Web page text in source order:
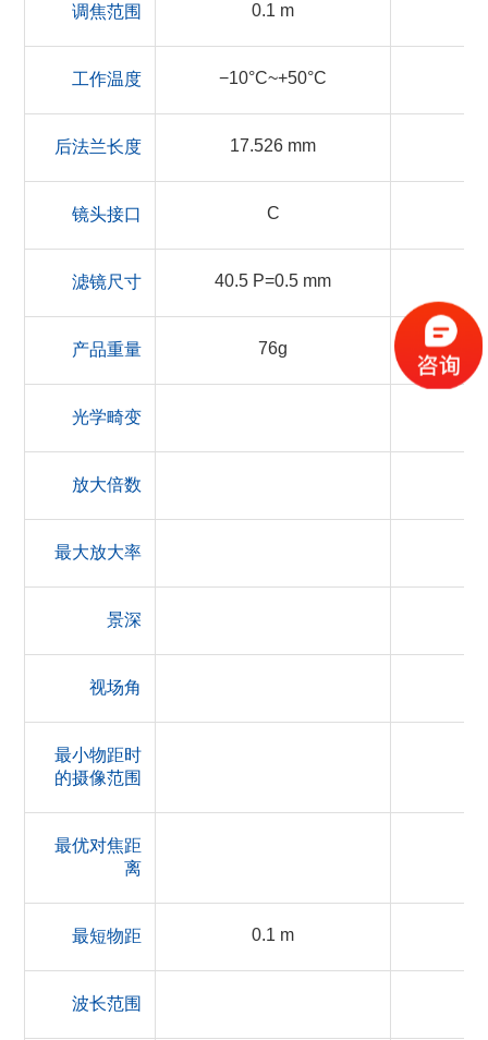
调焦范围
工作温度
后法兰长度
镜头接口
滤镜尺寸
产品重量
光学畸变
放大倍数
最大放大率
景深
视场角
最小物距时
的摄像范围
最优对焦距
离
最短物距
波长范围
0.1 m
−10°C~+50°C
17.526 mm
C
40.5 P=0.5 mm
76g
0.1 m